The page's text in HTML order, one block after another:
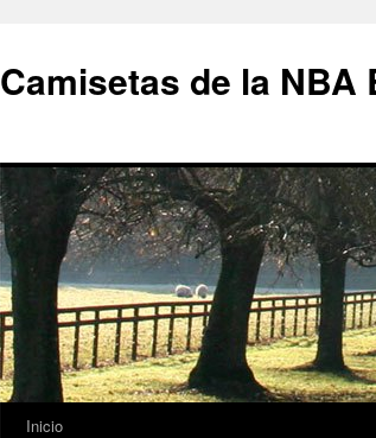
Camisetas de la NBA
Saltar
Inicio